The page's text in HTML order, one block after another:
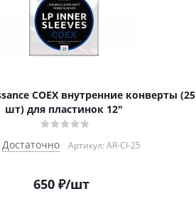
COEX внутренние конверты (25
шт) для пластинок 12"
Достаточно Артикул: AR-CI-25
650 ₽/шт